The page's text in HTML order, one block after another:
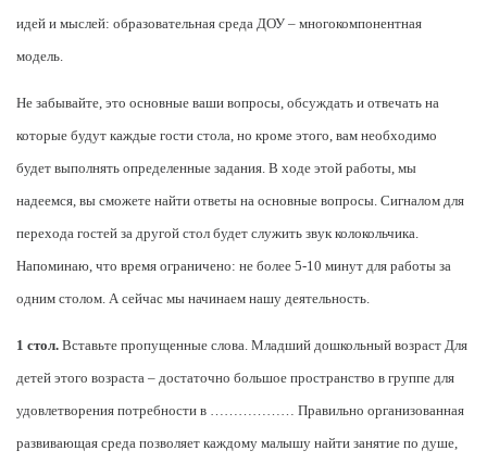
идей и мыслей: образовательная среда ДОУ – многокомпонентная
модель.
Не забывайте, это основные ваши вопросы, обсуждать и отвечать на
которые будут каждые гости стола, но кроме этого, вам необходимо
будет выполнять определенные задания. В ходе этой работы, мы
надеемся, вы сможете найти ответы на основные вопросы. Сигналом для
перехода гостей за другой стол будет служить звук колокольчика.
Напоминаю, что время ограничено: не более 5-10 минут для работы за
одним столом. А сейчас мы начинаем нашу деятельность.
1 стол. Вставьте пропущенные слова. Младший дошкольный возраст Для
детей этого возраста – достаточно большое пространство в группе для
удовлетворения потребности в ……………… Правильно организованная
развивающая среда позволяет каждому малышу найти занятие по душе,